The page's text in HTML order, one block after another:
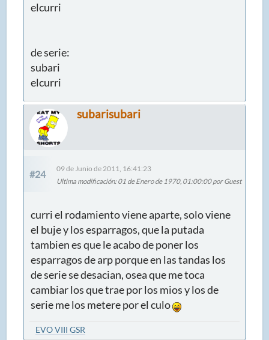
elcurri
de serie:
subari
elcurri
subarisubari
#24
09 de Junio de 2011, 16:41:23
Ultima modificación: 01 de Enero de 1970, 01:00:00 por Guest
curri el rodamiento viene aparte, solo viene
el buje y los esparragos, que la putada
tambien es que le acabo de poner los
esparragos de arp porque en las tandas los
de serie se desacian, osea que me toca
cambiar los que trae por los mios y los de
serie me los metere por el culo
EVO VIII GSR